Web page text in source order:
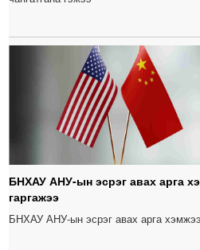
БНХАУ АНУ-ын эсрэг авах арга
гаргажээ
БНХАУ АНУ-ын эсрэг авах арга